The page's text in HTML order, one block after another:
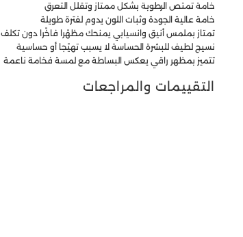
خامة تمتص الرطوبة بشكل ممتاز وتقلل التعرق
خامة عالية الجودة وثبات اللون يدوم لفترة طويلة
تمتاز بملمس أنيق وانسيابي يمنحك مظهًرا فاخًرا دون تكلف
نسيج لطيف للبشرة الحساسة لا يسبب تهيًجا أو حساسية
تتميز بمظهر راقي يعكس البساطة مع لمسة فخامة ناعمة
التقييمات والمراجعات